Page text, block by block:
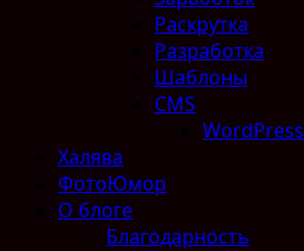
Раскрутка
Разработка
Шаблоны
CMS
WordPress
Халява
ФотоЮмор
О блоге
Благодарность